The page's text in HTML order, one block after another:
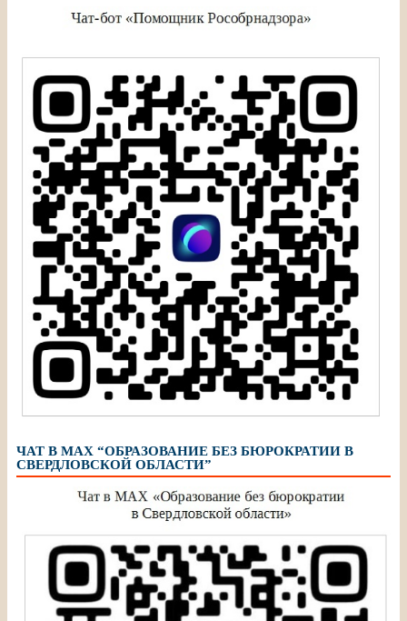
ЧАТ В МАХ “ОБРАЗОВАНИЕ БЕЗ БЮРОКРАТИИ В
СВЕРДЛОВСКОЙ ОБЛАСТИ”